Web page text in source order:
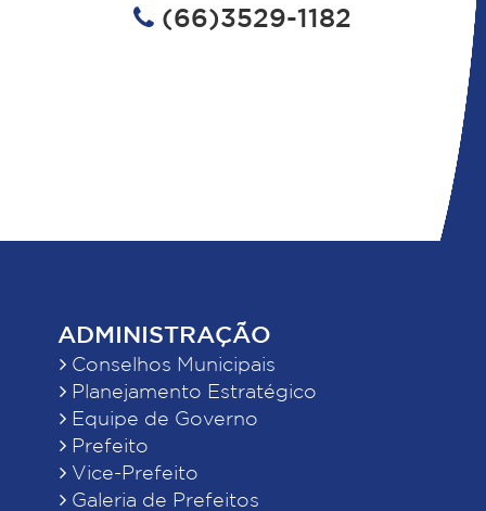
(66)3529-1182
ADMINISTRAÇÃO
Conselhos Municipais
Planejamento Estratégico
Equipe de Governo
Prefeito
Vice-Prefeito
Galeria de Prefeitos